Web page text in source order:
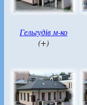
Гельгудів м-ко
(+)